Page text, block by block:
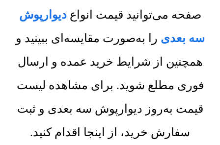
صفحه می‌توانید قیمت انواعدیوارپوش
سه بعدی را به‌صورت مقایسه‌ای ببینید و
همچنین از شرایط خرید عمده و ارسال
فوری مطلع شوید. برای مشاهده لیست
قیمت به‌روز دیوارپوش سه بعدی و ثبت
سفارش خرید، از اینجا اقدام کنید.